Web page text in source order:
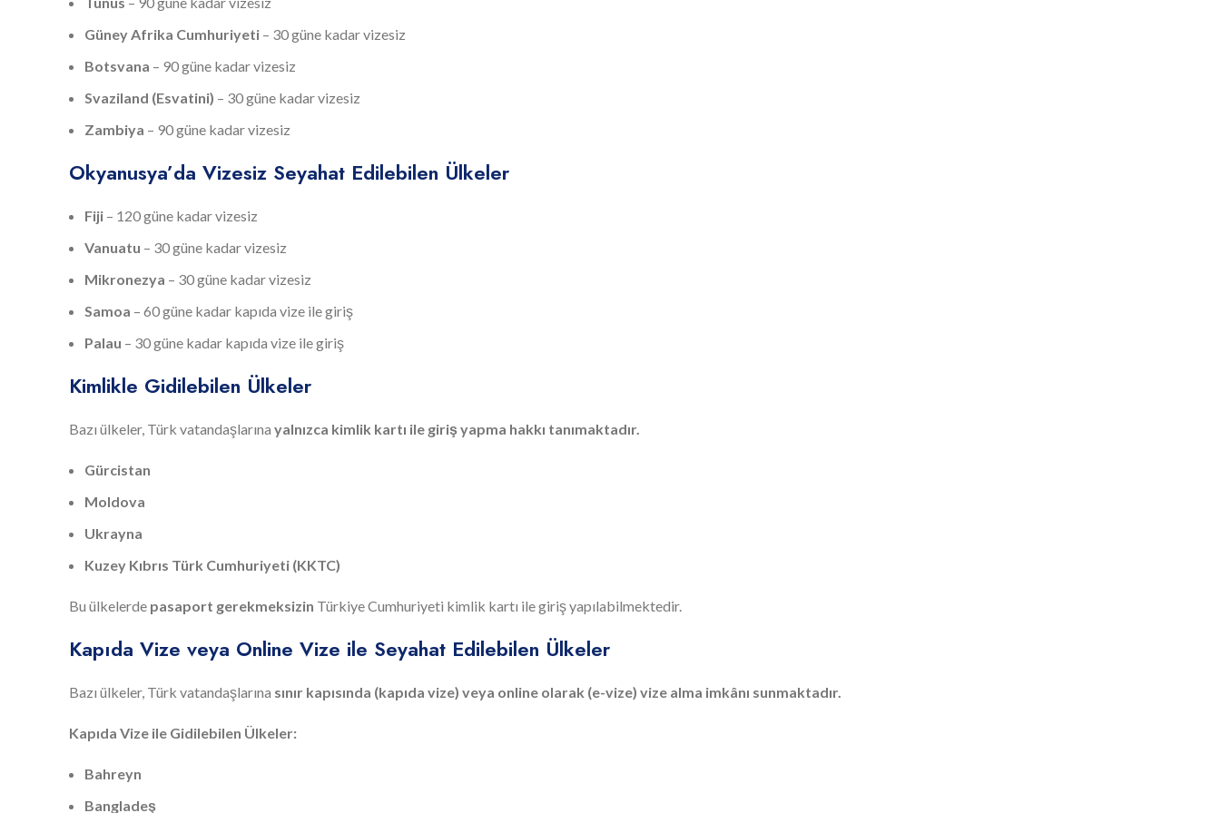
Güney Afrika Cumhuriyeti – 30 güne kadar vizesiz
Botsvana – 90 güne kadar vizesiz
Svaziland (Esvatini) – 30 güne kadar vizesiz
Zambiya – 90 güne kadar vizesiz
Okyanusya’da Vizesiz Seyahat Edilebilen Ülkeler
Fiji – 120 güne kadar vizesiz
Vanuatu – 30 güne kadar vizesiz
Mikronezya – 30 güne kadar vizesiz
Samoa – 60 güne kadar kapıda vize ile giriş
Palau – 30 güne kadar kapıda vize ile giriş
Kimlikle Gidilebilen Ülkeler
Bazı ülkeler, Türk vatandaşlarına yalnızca kimlik kartı ile giriş yapma hakkı tanımaktadır.
Gürcistan
Moldova
Ukrayna
Kuzey Kıbrıs Türk Cumhuriyeti (KKTC)
Bu ülkelerde pasaport gerekmeksizin Türkiye Cumhuriyeti kimlik kartı ile giriş yapılabilmektedir.
Kapıda Vize veya Online Vize ile Seyahat Edilebilen Ülkeler
Bazı ülkeler, Türk vatandaşlarına sınır kapısında (kapıda vize) veya online olarak (e-vize) vize alma imkânı sunmaktadır.
Kapıda Vize ile Gidilebilen Ülkeler:
Bahreyn
Bangladeş